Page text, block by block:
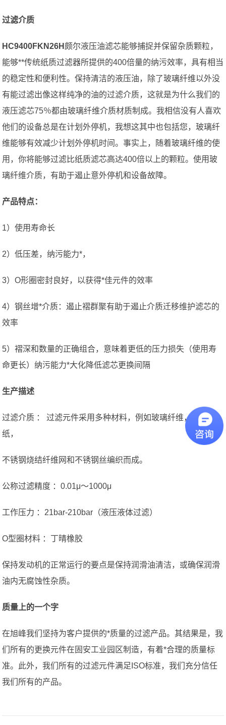
过滤介质
HC9400FKN26H 颇尔液压油滤芯能够捕捉并保留杂质颗粒，
能够**传统纸质过滤器所提供的400倍量的纳污效率，具有相当
的稳定性和便利性。保持清洁的液压油，除了玻璃纤维以外没
有能过滤出像这样纯净的油的过滤介质，这就是为什么我们的
液压滤芯75％都由玻璃纤维介质材质制成。我相信没有人喜欢
他们的设备总是在计划外停机，我想这其中也包括您，玻璃纤
维能够有效减少计划外停机时间。事实上，随着玻璃纤维的使
用，你将能够过滤比纸质滤芯高达400倍以上的颗粒。使用玻
璃纤维介质，有助于遏止意外停机和设备故障。
产品特点：
1）使用寿命长
2）低压差，纳污能力*，
3）O形圈密封良好，以获得*佳元件的效率
4）钢丝增*介质：遏止褶群聚有助于遏止介质迁移维护滤芯的
效率
5）褶深和数量的正确组合，意味着更低的压力损失（使用寿
命更长）纳污能力*大化降低滤芯更换间隔
生产描述
过滤介质 ： 过滤元件采用多种材料，例如玻璃纤维，木浆滤
纸，
不锈钢烧结纤维网和不锈钢丝编织而成。
公称过滤精度 ：0.01μ〜1000μ
工作压力 ：21bar-210bar（液压液体过滤）
O型圈材料 ：丁晴橡胶
保持发动机的正常运行的要点是保持润滑油清洁，或确保润滑
油内无腐蚀性杂质。
质量上的一个字
在旭峰我们坚持为客户提供的*质量的过滤产品。其结果是，我
们所有的更换元件在固安工业园区制造，有着*合理的质量标
准。此外，我们所有的过滤元件满足ISO标准，我们充分信任
我们所有的产品。